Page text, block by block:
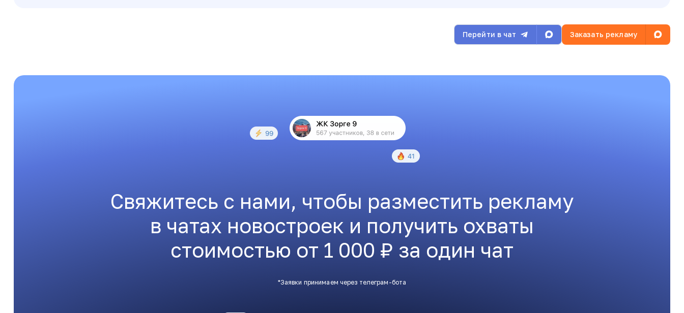
Заказать рекламу
Перейти в чат
Свяжитесь с нами, чтобы разместить рекламу
в чатах новостроек и получить охваты
стоимостью от 1 000 ₽ за один чат
*Заявки принимаем через телеграм-бота